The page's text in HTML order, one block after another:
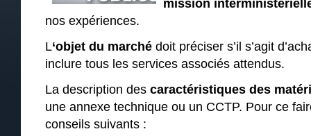
mission
nos expériences.
L‘objet du marché doit préciser s’il s’agit
inclure tous les services associés attendus.
La description des caractéristiques des
une annexe technique ou un CCTP. Pour ce
conseils suivants :